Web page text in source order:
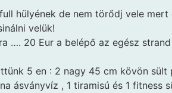
hülyének de nem törődj vele
velük!
…. 20 Eur a belépő az egész
5 en : 2 nagy 45 cm kövön
ásványvíz , 1 tiramisú és 1 fitness